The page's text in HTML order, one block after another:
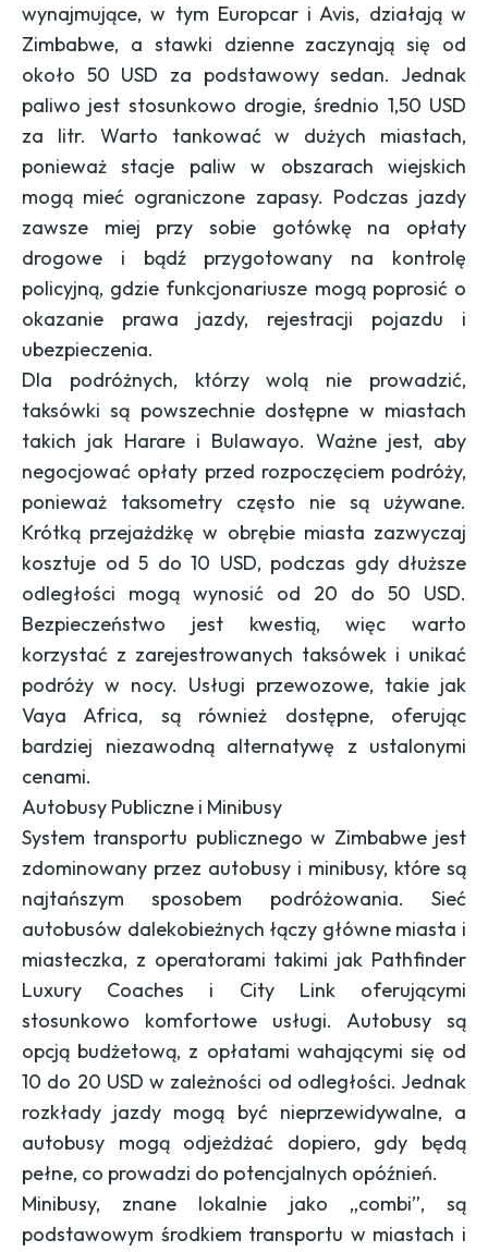
wynajmujące, w tym Europcar i Avis, działają w
Zimbabwe, a stawki dzienne zaczynają się od
około 50 USD za podstawowy sedan. Jednak
paliwo jest stosunkowo drogie, średnio 1,50 USD
za litr. Warto tankować w dużych miastach,
ponieważ stacje paliw w obszarach wiejskich
mogą mieć ograniczone zapasy. Podczas jazdy
zawsze miej przy sobie gotówkę na opłaty
drogowe i bądź przygotowany na kontrolę
policyjną, gdzie funkcjonariusze mogą poprosić o
okazanie prawa jazdy, rejestracji pojazdu i
ubezpieczenia.
Dla podróżnych, którzy wolą nie prowadzić,
taksówki są powszechnie dostępne w miastach
takich jak Harare i Bulawayo. Ważne jest, aby
negocjować opłaty przed rozpoczęciem podróży,
ponieważ taksometry często nie są używane.
Krótką przejażdżkę w obrębie miasta zazwyczaj
kosztuje od 5 do 10 USD, podczas gdy dłuższe
odległości mogą wynosić od 20 do 50 USD.
Bezpieczeństwo jest kwestią, więc warto
korzystać z zarejestrowanych taksówek i unikać
podróży w nocy. Usługi przewozowe, takie jak
Vaya Africa, są również dostępne, oferując
bardziej niezawodną alternatywę z ustalonymi
cenami.
Autobusy Publiczne i Minibusy
System transportu publicznego w Zimbabwe jest
zdominowany przez autobusy i minibusy, które są
najtańszym sposobem podróżowania. Sieć
autobusów dalekobieżnych łączy główne miasta i
miasteczka, z operatorami takimi jak Pathfinder
Luxury Coaches i City Link oferującymi
stosunkowo komfortowe usługi. Autobusy są
opcją budżetową, z opłatami wahającymi się od
10 do 20 USD w zależności od odległości. Jednak
rozkłady jazdy mogą być nieprzewidywalne, a
autobusy mogą odjeżdżać dopiero, gdy będą
pełne, co prowadzi do potencjalnych opóźnień.
Minibusy, znane lokalnie jako „combi”, są
podstawowym środkiem transportu w miastach i